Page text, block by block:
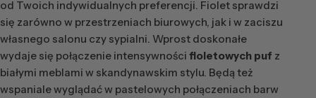
od Twoich indywidualnych preferencji. Fiolet sprawdzi
się zarówno w przestrzeniach biurowych, jak i w zaciszu
własnego salonu czy sypialni. Wprost doskonałe
wydaje się połączenie intensywności fioletowych puf z
białymi meblami w skandynawskim stylu. Będą też
wspaniale wyglądać w pastelowych połączeniach barw